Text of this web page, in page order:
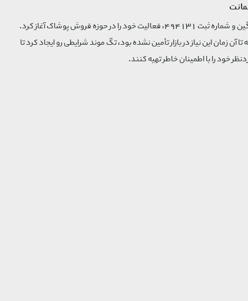
فروشگاه تگ موند از سال 1395 با نام ثبتی گسترش و نوآوری تگین و شماره ثبت 494131، فعالیت خود را در حوزه فروش پوشاک آغاز کرد.
تا آن زمان این نیاز در بازار تأمین نشده بود، تگ موند شرایطی رو ایجاد کرد تا
خود را با اطمینان خاطر تهیه کنند.